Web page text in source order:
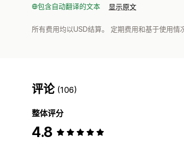
包含自动翻译的文本 显示原文
所有费用均以USD结算。 定期费用和基于使用情
评论 (106)
整体评分
4.8